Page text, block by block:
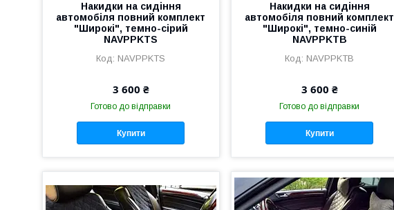
Накидки на сидіння
автомобіля повний комплект
"Широкі", темно-сірий
NAVPPKTS
NAVPPKTS
3 600 ₴
Готово до відправки
Купити
Накидки на сидіння
автомобіля повний комплект
"Широкі", темно-синій
NAVPPKTB
NAVPPKTB
3 600 ₴
Готово до відправки
Купити